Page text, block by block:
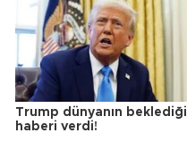
Trump dünyanın beklediği
haberi verdi!